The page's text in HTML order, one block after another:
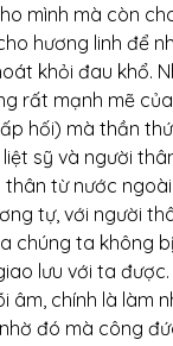
mình mà còn
hương linh để
khỏi đau khổ.
rất mạnh mẽ
hối) mà thần
sỹ và người
từ nước
tự, với người
chúng ta không
lưu với ta
âm, chính là làm
đó mà công